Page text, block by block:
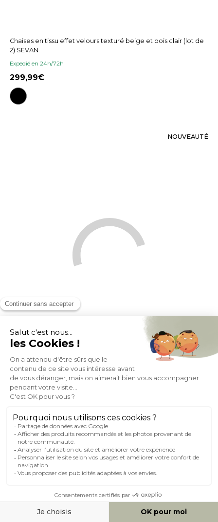
Chaises en tissu effet velours texturé beige et bois clair (lot de
2) SEVAN
Expedié en 24h/72h
299,99
NOUVEAUTÉ
Chaises scandinaves en bois foncé frêne (lot de 2) WALFORD
Expedié en 24h/72h
(44)
369,99
+ 2
1 2 3 4 5 6 7 8 9 10 11 12
13 14 15 16 17 18 19 20
25 26 27 28 29